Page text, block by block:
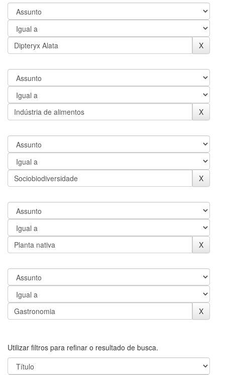
Utilizar filtros para refinar o resultado de busca.